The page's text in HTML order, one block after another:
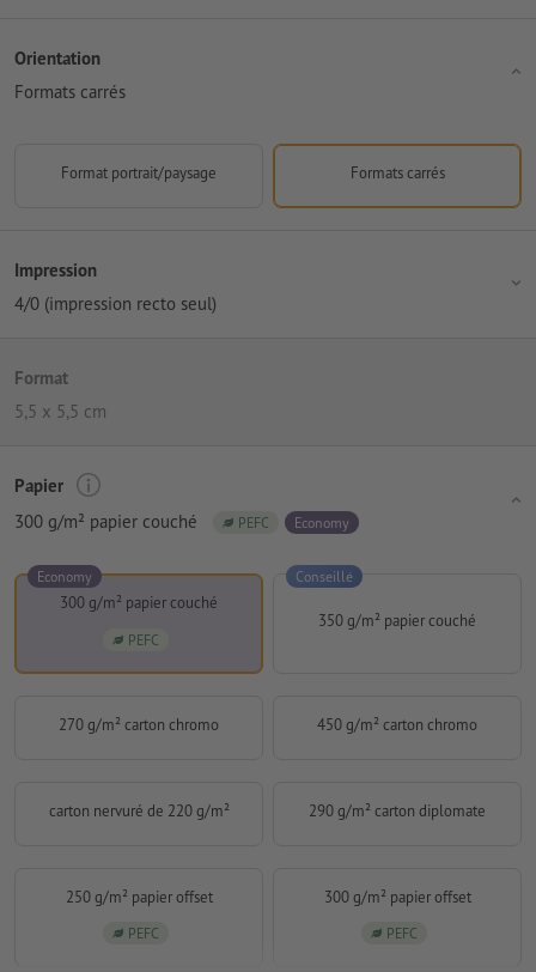
Orientation
Formats carrés
Format portrait/paysage Formats carrés
Impression
4/0 (impression recto seul)
Format
5,5 x 5,5 cm
Papier
300 g/m² papier couché
PEFC Economy
300 g/m² papier couché
PEFC
Economy
350 g/m² papier couché
Conseillé
270 g/m² carton chromo 450 g/m² carton chromo
carton nervuré de 220 g/m² 290 g/m² carton diplomate
250 g/m² papier offset
PEFC
300 g/m² papier offset
PEFC